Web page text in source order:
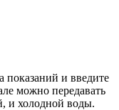
показаний и введите
можно передавать
и холодной воды.